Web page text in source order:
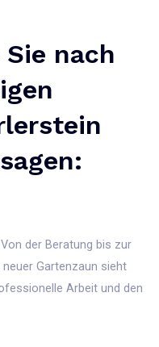
nach
der Beratung bis zur
Gartenzaun sieht
Arbeit und den